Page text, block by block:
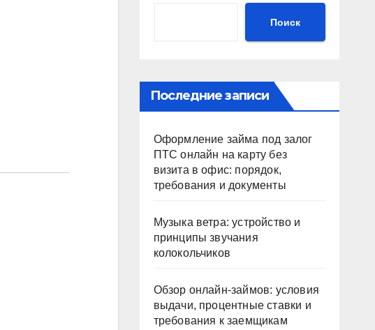
Поиск
Последние записи
Оформление займа под залог
ПТС онлайн на карту без
визита в офис: порядок,
требования и документы
Музыка ветра: устройство и
принципы звучания
колокольчиков
Обзор онлайн-займов: условия
выдачи, процентные ставки и
требования к заемщикам